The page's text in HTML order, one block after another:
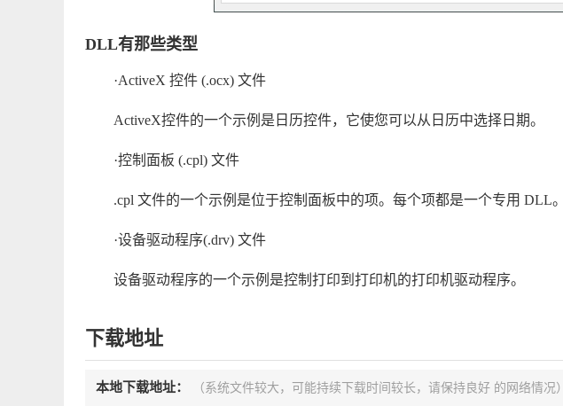
DLL有那些类型
·ActiveX 控件 (.ocx) 文件
ActiveX控件的一个示例是日历控件，它使您可以从日历中选择日期。
·控制面板 (.cpl) 文件
.cpl 文件的一个示例是位于控制面板中的项。每个项都是一个专用 DLL。
·设备驱动程序(.drv) 文件
设备驱动程序的一个示例是控制打印到打印机的打印机驱动程序。
下载地址
本地下载地址： （系统文件较大，可能持续下载时间较长，请保持良好 的网络情况）